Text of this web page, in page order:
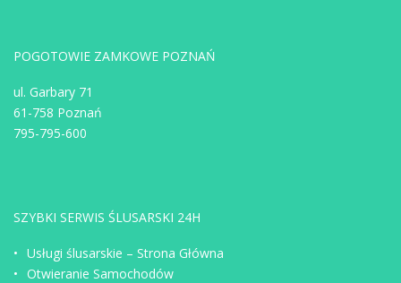
POGOTOWIE ZAMKOWE POZNAŃ
ul. Garbary 71
61-758 Poznań
795-795-600
SZYBKI SERWIS ŚLUSARSKI 24H
Usługi ślusarskie – Strona Główna
Otwieranie Samochodów